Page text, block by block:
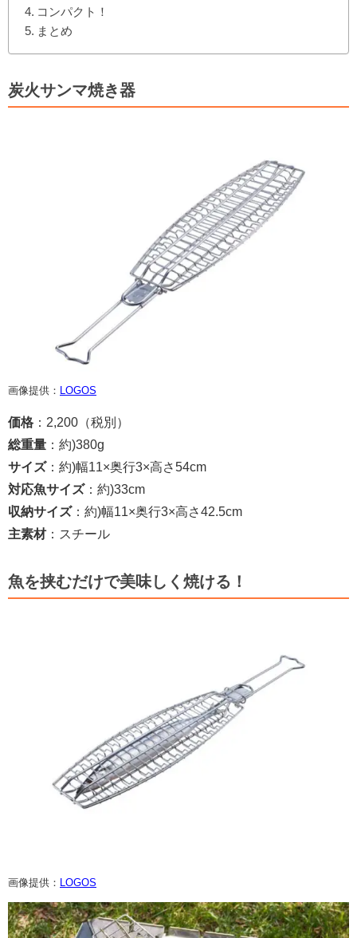
コンパクト！
まとめ
炭火サンマ焼き器
画像提供： LOGOS
価格 ：2,200（税別）
総重量 ：約)380g
サイズ：約)幅11×奥行3×高さ54cm
対応魚サイズ：約)33cm
収納サイズ：約)幅11×奥行3×高さ42.5cm
主素材：スチール
魚を挟むだけで美味しく焼ける！
画像提供： LOGOS